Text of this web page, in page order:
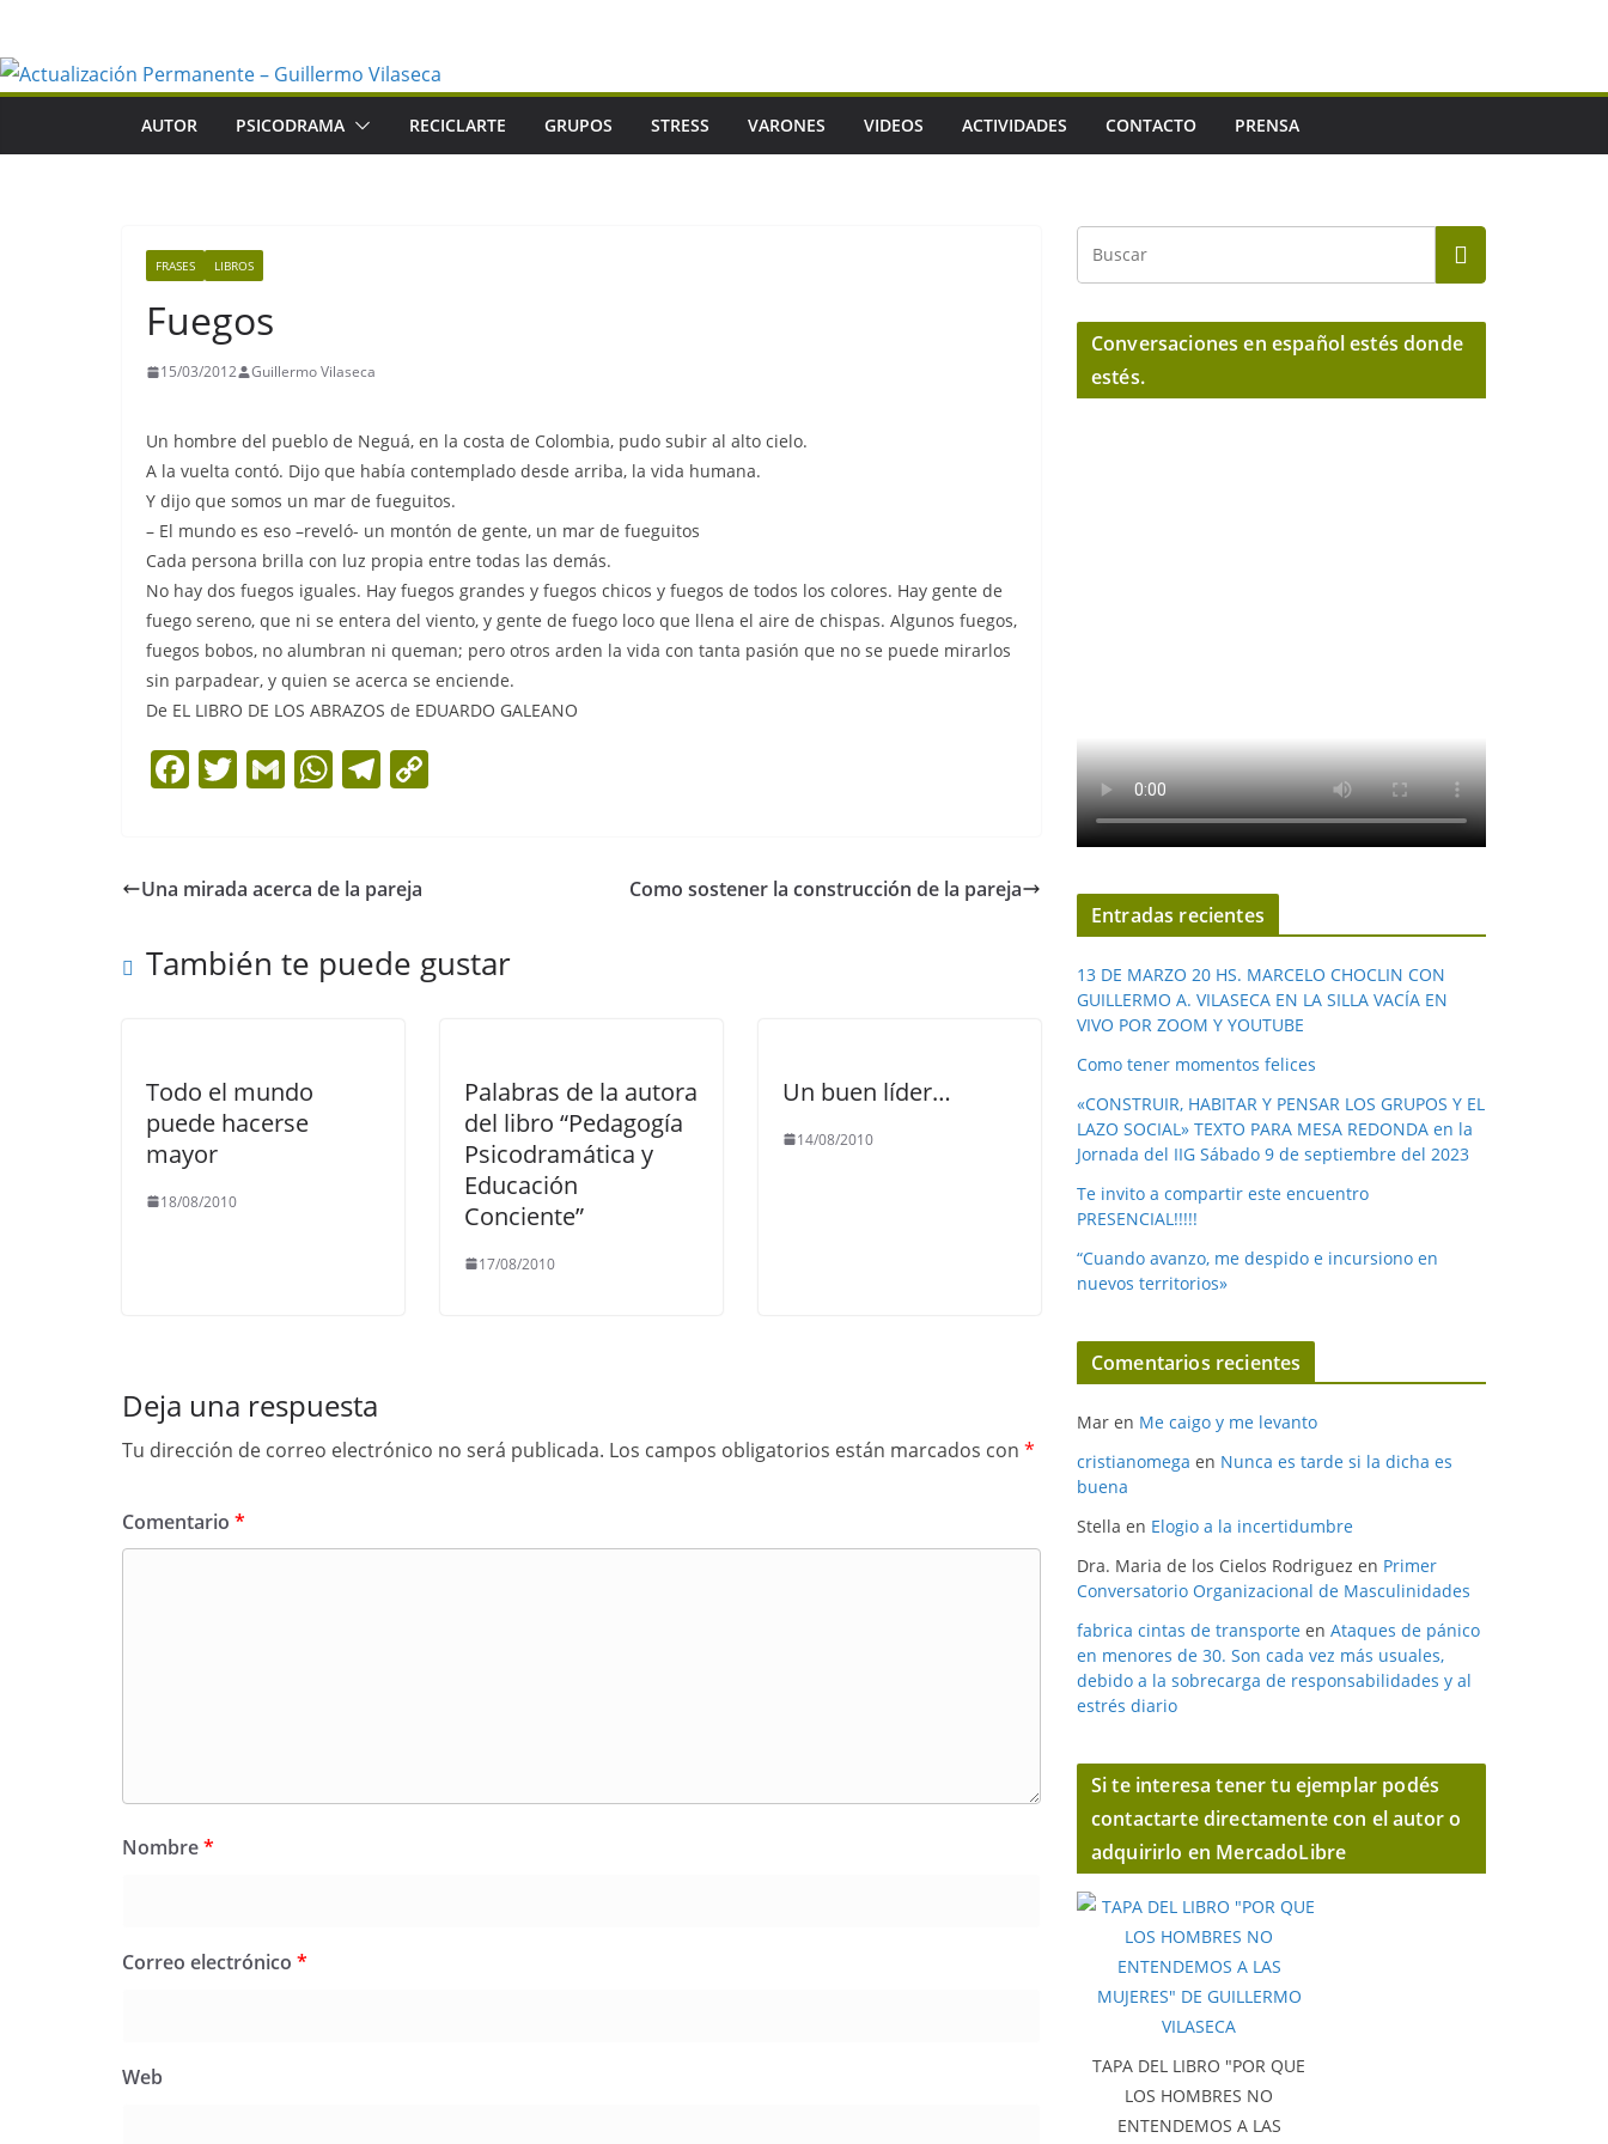
contenido
AUTOR PSICODRAMA RECICLARTE GRUPOS STRESS VARONES VIDEOS ACTIVIDADES CONTACTO PRENSA
FRASES LIBROS
Fuegos
15/03/2012 Guillermo Vilaseca
Un hombre del pueblo de Neguá, en la costa de Colombia, pudo subir al alto cielo.
A la vuelta contó. Dijo que había contemplado desde arriba, la vida humana.
Y dijo que somos un mar de fueguitos.
– El mundo es eso –reveló- un montón de gente, un mar de fueguitos
Cada persona brilla con luz propia entre todas las demás.
No hay dos fuegos iguales. Hay fuegos grandes y fuegos chicos y fuegos de todos los colores. Hay gente de
fuego sereno, que ni se entera del viento, y gente de fuego loco que llena el aire de chispas. Algunos fuegos,
fuegos bobos, no alumbran ni queman; pero otros arden la vida con tanta pasión que no se puede mirarlos
sin parpadear, y quien se acerca se enciende.
De EL LIBRO DE LOS ABRAZOS de EDUARDO GALEANO
F
e
o
T
er
G
l
W
s
p
T
gr
m n
k
Una mirada acerca de la pareja Como sostener la construcción de la pareja
También te puede gustar
Todo el mundo
puede hacerse
mayor
18/08/2010
Palabras de la autora
del libro “Pedagogía
Psicodramática y
Educación
Conciente”
17/08/2010
Un buen líder…
14/08/2010
Deja una respuesta
Tu dirección de correo electrónico no será publicada. Los campos obligatorios están marcados con *
Comentario *
Nombre*
Correo electrónico *
Web
Conversaciones en español estés donde
estés.
Entradas recientes
13 DE MARZO 20 HS. MARCELO CHOCLIN CON
GUILLERMO A. VILASECA EN LA SILLA VACÍA EN
VIVO POR ZOOM Y YOUTUBE
Como tener momentos felices
«CONSTRUIR, HABITAR Y PENSAR LOS GRUPOS Y EL
LAZO SOCIAL» TEXTO PARA MESA REDONDA en la
Jornada del IIG Sábado 9 de septiembre del 2023
Te invito a compartir este encuentro
PRESENCIAL!!!!!
“Cuando avanzo, me despido e incursiono en
nuevos territorios»
Comentarios recientes
Mar en Me caigo y me levanto
cristianomega en Nunca es tarde si la dicha es
buena
Stella en Elogio a la incertidumbre
Dra. Maria de los Cielos Rodriguez en Primer
Conversatorio Organizacional de Masculinidades
fabrica cintas de transporte en Ataques de pánico
en menores de 30. Son cada vez más usuales,
debido a la sobrecarga de responsabilidades y al
estrés diario
Si te interesa tener tu ejemplar podés
contactarte directamente con el autor o
adquirirlo en MercadoLibre
TAPA DEL LIBRO "POR QUE
LOS HOMBRES NO
ENTENDEMOS A LAS